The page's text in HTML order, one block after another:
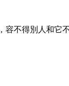
容不得別人和它